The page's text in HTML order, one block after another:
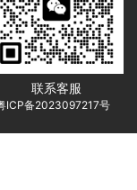
联系客服
ICP备2023097217号